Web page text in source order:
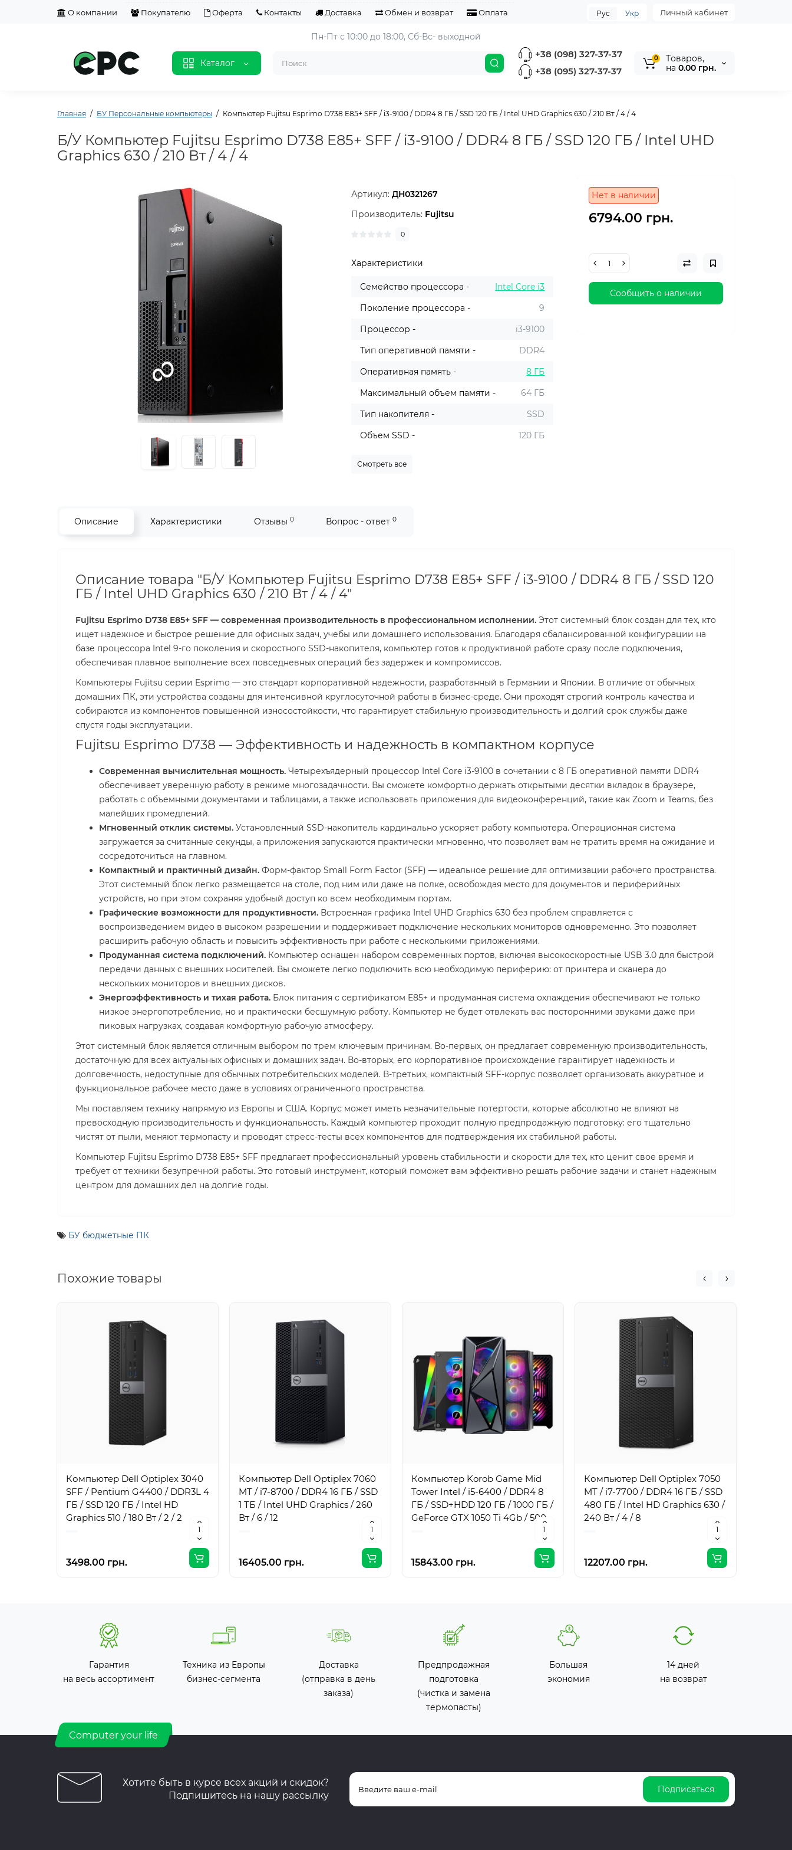
О компании Покупателю Оферта Контакты Доставка Обмен и возврат Оплата Личный кабинет
Рус Укр
Каталог
Пн-Пт с 10:00 до 18:00, Сб-Вс- выходной
+38 (098) 327-37-37
+38 (095) 327-37-37
0
Tоваров,
на 0.00 грн.
Главная БУ Персональные компьютеры Компьютер Fujitsu Esprimo D738 E85+ SFF / i3-9100 / DDR4 8 ГБ / SSD 120 ГБ / Intel UHD Graphics 630 / 210 Вт / 4 / 4
Б/У Компьютер Fujitsu Esprimo D738 E85+ SFF / i3-9100 / DDR4 8 ГБ / SSD 120 ГБ / Intel UHD
Graphics 630 / 210 Вт / 4 / 4
Артикул:ДН0321267
Производитель: Fujitsu
0
Характеристики
Семейство процессора -
Intel Core i3
Поколение процессора -
9
Процессор -
i3-9100
Тип оперативной памяти -
DDR4
Оперативная память -
8 ГБ
Максимальный объем памяти -
64 ГБ
Тип накопителя -
SSD
Объем SSD -
120 ГБ
Смотреть все
Нет в наличии
6794.00 грн.
Сообщить о наличии
Описание Характеристики Отзывы 0 Вопрос - ответ 0
Описание товара "Б/У Компьютер Fujitsu Esprimo D738 E85+ SFF / i3-9100 / DDR4 8 ГБ / SSD 120
ГБ / Intel UHD Graphics 630 / 210 Вт / 4 / 4"
Fujitsu Esprimo D738 E85+ SFF — современная производительность в профессиональном исполнении. Этот системный блок создан для тех, кто
ищет надежное и быстрое решение для офисных задач, учебы или домашнего использования. Благодаря сбалансированной конфигурации на
базе процессора Intel 9-го поколения и скоростного SSD-накопителя, компьютер готов к продуктивной работе сразу после подключения,
обеспечивая плавное выполнение всех повседневных операций без задержек и компромиссов.
Компьютеры Fujitsu серии Esprimo — это стандарт корпоративной надежности, разработанный в Германии и Японии. В отличие от обычных
домашних ПК, эти устройства созданы для интенсивной круглосуточной работы в бизнес-среде. Они проходят строгий контроль качества и
собираются из компонентов повышенной износостойкости, что гарантирует стабильную производительность и долгий срок службы даже
спустя годы эксплуатации.
Fujitsu Esprimo D738 — Эффективность и надежность в компактном корпусе
Современная вычислительная мощность. Четырехъядерный процессор Intel Core i3-9100 в сочетании с 8 ГБ оперативной памяти DDR4
обеспечивает уверенную работу в режиме многозадачности. Вы сможете комфортно держать открытыми десятки вкладок в браузере,
работать с объемными документами и таблицами, а также использовать приложения для видеоконференций, такие как Zoom и Teams, без
малейших промедлений.
Мгновенный отклик системы. Установленный SSD-накопитель кардинально ускоряет работу компьютера. Операционная система
загружается за считанные секунды, а приложения запускаются практически мгновенно, что позволяет вам не тратить время на ожидание и
сосредоточиться на главном.
Компактный и практичный дизайн. Форм-фактор Small Form Factor (SFF) — идеальное решение для оптимизации рабочего пространства.
Этот системный блок легко размещается на столе, под ним или даже на полке, освобождая место для документов и периферийных
устройств, но при этом сохраняя удобный доступ ко всем необходимым портам.
Графические возможности для продуктивности. Встроенная графика Intel UHD Graphics 630 без проблем справляется с
воспроизведением видео в высоком разрешении и поддерживает подключение нескольких мониторов одновременно. Это позволяет
расширить рабочую область и повысить эффективность при работе с несколькими приложениями.
Продуманная система подключений. Компьютер оснащен набором современных портов, включая высокоскоростные USB 3.0 для быстрой
передачи данных с внешних носителей. Вы сможете легко подключить всю необходимую периферию: от принтера и сканера до
нескольких мониторов и внешних дисков.
Энергоэффективность и тихая работа. Блок питания с сертификатом E85+ и продуманная система охлаждения обеспечивают не только
низкое энергопотребление, но и практически бесшумную работу. Компьютер не будет отвлекать вас посторонними звуками даже при
пиковых нагрузках, создавая комфортную рабочую атмосферу.
Этот системный блок является отличным выбором по трем ключевым причинам. Во-первых, он предлагает современную производительность,
достаточную для всех актуальных офисных и домашних задач. Во-вторых, его корпоративное происхождение гарантирует надежность и
долговечность, недоступные для обычных потребительских моделей. В-третьих, компактный SFF-корпус позволяет организовать аккуратное и
функциональное рабочее место даже в условиях ограниченного пространства.
Мы поставляем технику напрямую из Европы и США. Корпус может иметь незначительные потертости, которые абсолютно не влияют на
превосходную производительность и функциональность. Каждый компьютер проходит полную предпродажную подготовку: его тщательно
чистят от пыли, меняют термопасту и проводят стресс-тесты всех компонентов для подтверждения их стабильной работы.
Компьютер Fujitsu Esprimo D738 E85+ SFF предлагает профессиональный уровень стабильности и скорости для тех, кто ценит свое время и
требует от техники безупречной работы. Это готовый инструмент, который поможет вам эффективно решать рабочие задачи и станет надежным
центром для домашних дел на долгие годы.
БУ бюджетные ПК
Похожие товары
Компьютер Dell Optiplex 3040
SFF / Pentium G4400 / DDR3L 4
ГБ / SSD 120 ГБ / Intel HD
Graphics 510 / 180 Вт / 2 / 2
3498.00 грн.
Компьютер Dell Optiplex 7060
MT / i7-8700 / DDR4 16 ГБ / SSD
1 ТБ / Intel UHD Graphics / 260
Вт / 6 / 12
16405.00 грн.
Компьютер Korob Game Mid
Tower Intel / i5-6400 / DDR4 8
ГБ / SSD+HDD 120 ГБ / 1000 ГБ /
GeForce GTX 1050 Ti 4Gb / 500
15843.00 грн.
Компьютер Dell Optiplex 7050
MT / i7-7700 / DDR4 16 ГБ / SSD
480 ГБ / Intel HD Graphics 630 /
240 Вт / 4 / 8
12207.00 грн.
Гарантия
на весь ассортимент
Техника из Европы
бизнес-сегмента
Доставка
(отправка в день
заказа)
Предпродажная
подготовка
(чистка и замена
термопасты)
Большая
экономия
14 дней
на возврат
Computer your life
Хотите быть в курсе всех акций и скидок?
Подпишитесь на нашу рассылку
Подписаться